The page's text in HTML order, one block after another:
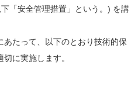
「安全管理措置」という。) を講
たって、以下のとおり技術的保
に実施します。